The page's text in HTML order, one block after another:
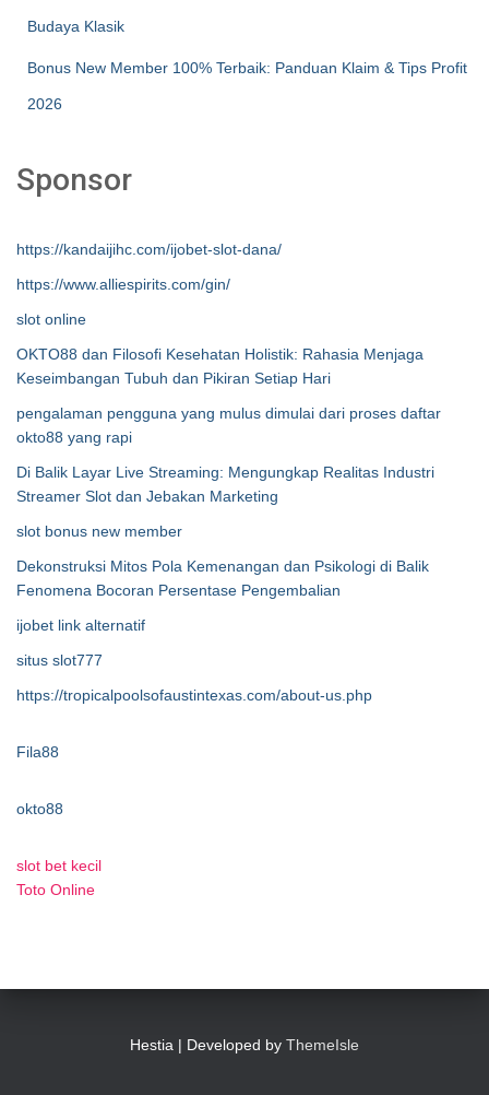
Budaya Klasik
Bonus New Member 100% Terbaik: Panduan Klaim & Tips Profit
2026
Sponsor
https://kandaijihc.com/ijobet-slot-dana/
https://www.alliespirits.com/gin/
slot online
OKTO88 dan Filosofi Kesehatan Holistik: Rahasia Menjaga
Keseimbangan Tubuh dan Pikiran Setiap Hari
pengalaman pengguna yang mulus dimulai dari proses daftar
okto88 yang rapi
Di Balik Layar Live Streaming: Mengungkap Realitas Industri
Streamer Slot dan Jebakan Marketing
slot bonus new member
Dekonstruksi Mitos Pola Kemenangan dan Psikologi di Balik
Fenomena Bocoran Persentase Pengembalian
ijobet link alternatif
situs slot777
https://tropicalpoolsofaustintexas.com/about-us.php
Fila88
okto88
slot bet kecil
Toto Online
Hestia | Developed by ThemeIsle